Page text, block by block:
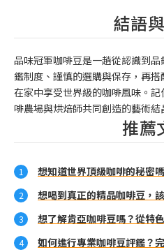
結語
品味冠軍咖啡豆是一趟從認識到
鑑制度、謹慎的選購與保存，再
在家中享受世界級的咖啡風味。
啡農場與烘焙師共同創造的藝術
推薦
想知道世界頂級咖啡的秘密
想喝到真正的精品咖啡豆，
想了解肯亞咖啡豆嗎？從特
如何進行專業咖啡豆評鑑？